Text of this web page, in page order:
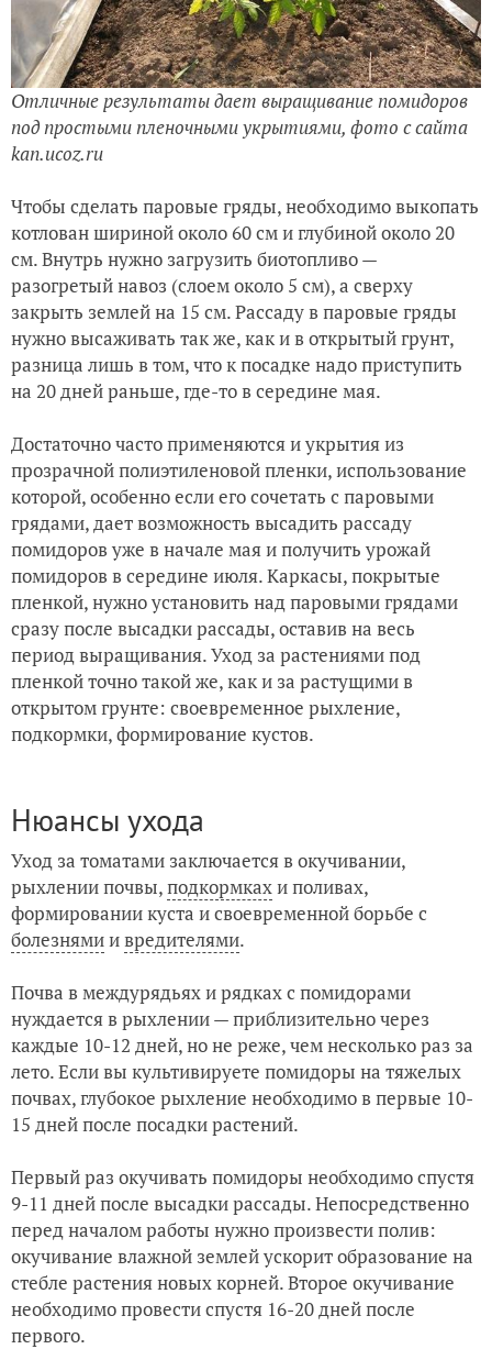
Отличные результаты дает выращивание помидоров
под простыми пленочными укрытиями, фото с сайта
kan.ucoz.ru
Чтобы сделать паровые гряды, необходимо выкопать
котлован шириной около 60 см и глубиной около 20
см. Внутрь нужно загрузить биотопливо —
разогретый навоз (слоем около 5 см), а сверху
закрыть землей на 15 см. Рассаду в паровые гряды
нужно высаживать так же, как и в открытый грунт,
разница лишь в том, что к посадке надо приступить
на 20 дней раньше, где-то в середине мая.
Достаточно часто применяются и укрытия из
прозрачной полиэтиленовой пленки, использование
которой, особенно если его сочетать с паровыми
грядами, дает возможность высадить рассаду
помидоров уже в начале мая и получить урожай
помидоров в середине июля. Каркасы, покрытые
пленкой, нужно установить над паровыми грядами
сразу после высадки рассады, оставив на весь
период выращивания. Уход за растениями под
пленкой точно такой же, как и за растущими в
открытом грунте: своевременное рыхление,
подкормки, формирование кустов.
Нюансы ухода
Уход за томатами заключается в окучивании,
рыхлении почвы,подкормкахи поливах,
формировании куста и своевременной борьбе с
болезнямиивредителями.
Почва в междурядьях и рядках с помидорами
нуждается в рыхлении — приблизительно через
каждые 10-12 дней, но не реже, чем несколько раз за
лето. Если вы культивируете помидоры на тяжелых
почвах, глубокое рыхление необходимо в первые 10-
15 дней после посадки растений.
Первый раз окучивать помидоры необходимо спустя
9-11 дней после высадки рассады. Непосредственно
перед началом работы нужно произвести полив:
окучивание влажной землей ускорит образование на
стебле растения новых корней. Второе окучивание
необходимо провести спустя 16-20 дней после
первого.